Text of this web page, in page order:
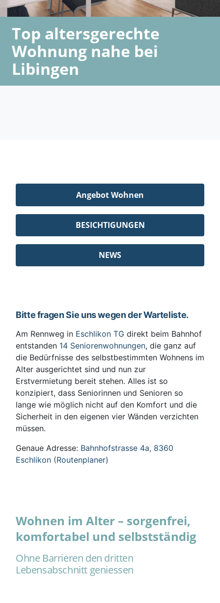
Top altersgerechte
Wohnung nahe bei
Libingen
Angebot Wohnen
BESICHTIGUNGEN
NEWS
Bitte fragen Sie uns wegen der Warteliste.
Am Rennweg in Eschlikon TG direkt beim Bahnhof
entstanden 14 Seniorenwohnungen, die ganz auf
die Bedürfnisse des selbstbestimmten Wohnens im
Alter ausgerichtet sind und nun zur
Erstvermietung bereit stehen. Alles ist so
konzipiert, dass Seniorinnen und Senioren so
lange wie möglich nicht auf den Komfort und die
Sicherheit in den eigenen vier Wänden verzichten
müssen.
Genaue Adresse: Bahnhofstrasse 4a, 8360
Eschlikon (Routenplaner)
Wohnen im Alter – sorgenfrei,
komfortabel und selbstständig
Ohne Barrieren den dritten
Lebensabschnitt geniessen